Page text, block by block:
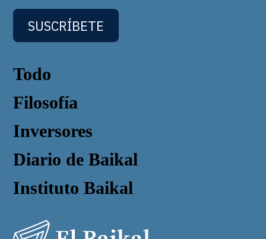
Todo
Filosofía
Inversores
Diario de Baikal
Instituto Baikal
SUSCRÍBETE